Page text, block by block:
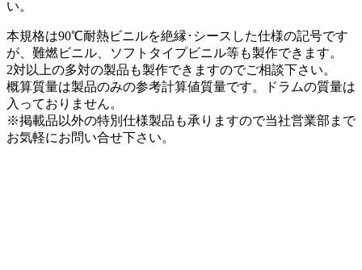
い。
本規格は90℃耐熱ビニルを絶縁･シースした仕様の記号です
が、難燃ビニル、ソフトタイプビニル等も製作できます。
2対以上の多対の製品も製作できますのでご相談下さい。
概算質量は製品のみの参考計算値質量です。ドラムの質量は
入っておりません。
※掲載品以外の特別仕様製品も承りますので当社営業部まで
お気軽にお問い合せ下さい。